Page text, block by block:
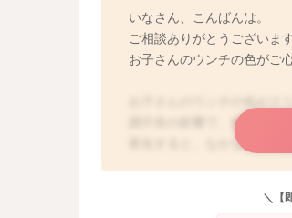
いなさん、こんばんは。
ご相談ありがとうございます
お子さんのウンチの色がご
調不良の影響で、腸内細菌
変化すると、なかなか改善
染症が疑われるため、早め
＼【